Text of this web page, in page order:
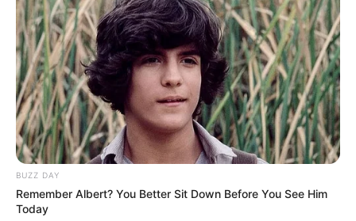
BUZZ DAY
Remember Albert? You Better Sit Down Before You See Him
Today